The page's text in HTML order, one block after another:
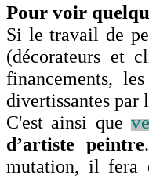
Pour voir
Si le travail de
(décorateurs et
financements,
divertissantes par
C'est ainsi que
d’artiste peintre.
mutation, il fera